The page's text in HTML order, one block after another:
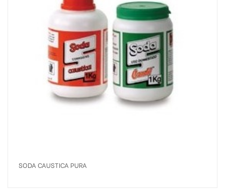
SODA CAUSTICA PURA